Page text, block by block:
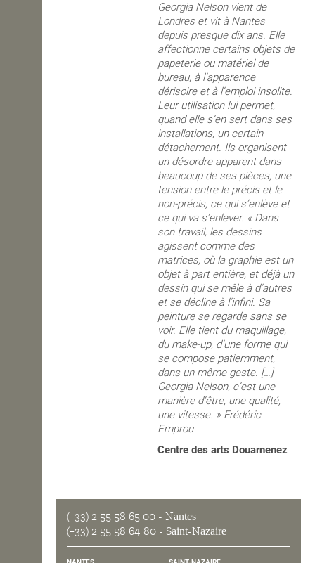
Georgia Nelson vient de
Londres et vit à Nantes
depuis presque dix ans. Elle
affectionne certains objets de
papeterie ou matériel de
bureau, à l’apparence
dérisoire et à l’emploi insolite.
Leur utilisation lui permet,
quand elle s’en sert dans ses
installations, un certain
détachement. Ils organisent
un désordre apparent dans
beaucoup de ses pièces, une
tension entre le précis et le
non-précis, ce qui s’enlève et
ce qui va s’enlever. « Dans
son travail, les dessins
agissent comme des
matrices, où la graphie est un
objet à part entière, et déjà un
dessin qui se mêle à d’autres
et se décline à l’infini. Sa
peinture se regarde sans se
voir. Elle tient du maquillage,
du make-up, d’une forme qui
se compose patiemment,
dans un même geste. […]
Georgia Nelson, c’est une
manière d’être, une qualité,
une vitesse. » Frédéric
Emprou
Centre des arts Douarnenez
(+33) 2 55 58 65 00 - Nantes
(+33) 2 55 58 64 80 - Saint-Nazaire